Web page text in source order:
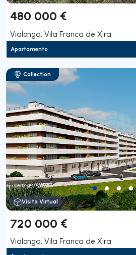
480 000 €
Vialonga, Vila Franca de Xira
Apartamento
Collection
Visita Virtual
720 000 €
Vialonga, Vila Franca de Xira